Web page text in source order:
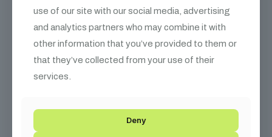
use of our site with our social media, advertising
and analytics partners who may combine it with
other information that you’ve provided to them or
that they’ve collected from your use of their
services.
Deny